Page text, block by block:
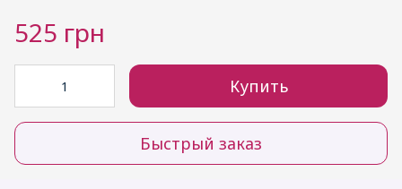
525 грн
Купить
Быстрый заказ